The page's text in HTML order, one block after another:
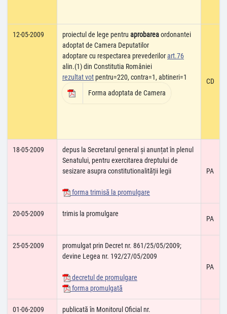
12-05-2009 proiectul de lege pentru aprobareaordonantei
adoptat de Camera Deputatilor
adoptare cu respectarea prevederilorart.76
alin.(1) din Constitutia României
rezultat vot pentru=220, contra=1, abtineri=1
Forma adoptata de Camera
CD
18-05-2009
depus la Secretarul general și anunțat în plenul
Senatului, pentru exercitarea dreptului de
sesizare asupra constitutionalității legii
forma trimisă la promulgare
PA
20-05-2009 trimis la promulgare
PA
25-05-2009
promulgat prin Decret nr. 861/25/05/2009;
devine Legea nr. 192/27/05/2009
decretul de promulgare
forma promulgată
PA
01-06-2009
publicată în Monitorul Oficial nr.